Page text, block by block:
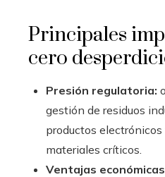
Principales
cero
Presión regulatoria:
gestión de residuos
productos
materiales críticos.
Ventajas